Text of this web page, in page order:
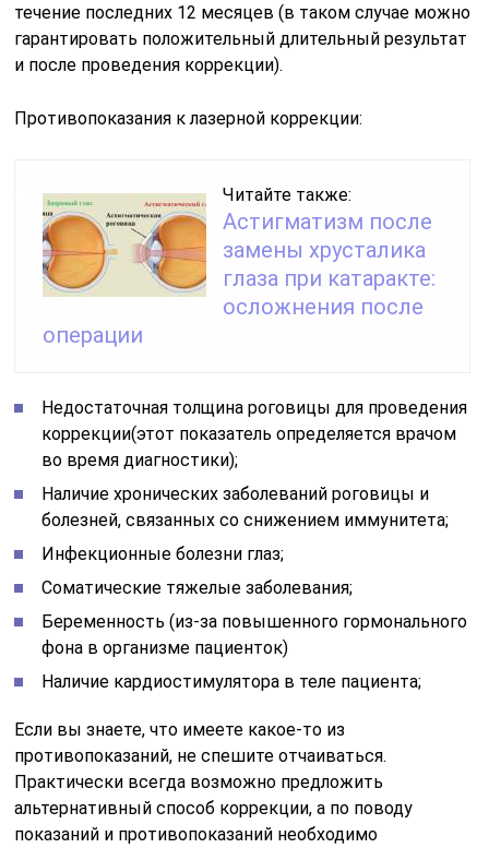
течение последних 12 месяцев (в таком случае можно
гарантировать положительный длительный результат
и после проведения коррекции).
Противопоказания к лазерной коррекции:
Читайте также:
Астигматизм после
замены хрусталика
глаза при катаракте:
осложнения после
операции
Недостаточная толщина роговицы для проведения
коррекции(этот показатель определяется врачом
во время диагностики);
Наличие хронических заболеваний роговицы и
болезней, связанных со снижением иммунитета;
Инфекционные болезни глаз;
Соматические тяжелые заболевания;
Беременность (из-за повышенного гормонального
фона в организме пациенток)
Наличие кардиостимулятора в теле пациента;
Если вы знаете, что имеете какое-то из
противопоказаний, не спешите отчаиваться.
Практически всегда возможно предложить
альтернативный способ коррекции, а по поводу
показаний и противопоказаний необходимо